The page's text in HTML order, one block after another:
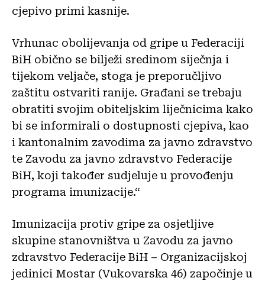
cjepivo primi kasnije.
Vrhunac obolijevanja od gripe u Federaciji
BiH obično se bilježi sredinom siječnja i
tijekom veljače, stoga je preporučljivo
zaštitu ostvariti ranije. Građani se trebaju
obratiti svojim obiteljskim liječnicima kako
bi se informirali o dostupnosti cjepiva, kao
i kantonalnim zavodima za javno zdravstvo
te Zavodu za javno zdravstvo Federacije
BiH, koji također sudjeluje u provođenju
programa imunizacije.“
Imunizacija protiv gripe za osjetljive
skupine stanovništva u Zavodu za javno
zdravstvo Federacije BiH – Organizacijskoj
jedinici Mostar (Vukovarska 46) započinje u